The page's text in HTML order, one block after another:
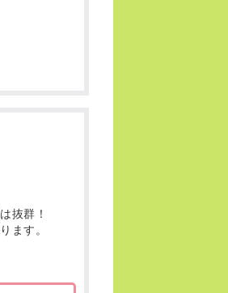
抜群！
ます。